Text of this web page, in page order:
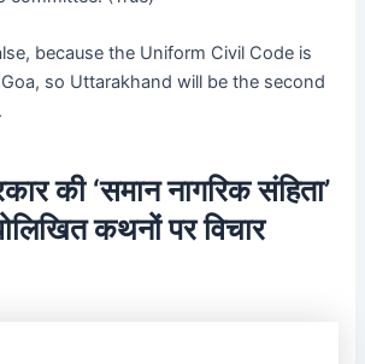
because the Uniform Civil Code is
so Uttarakhand will be the second
की ‘समान नागरिक संहिता’
कथनों पर विचार